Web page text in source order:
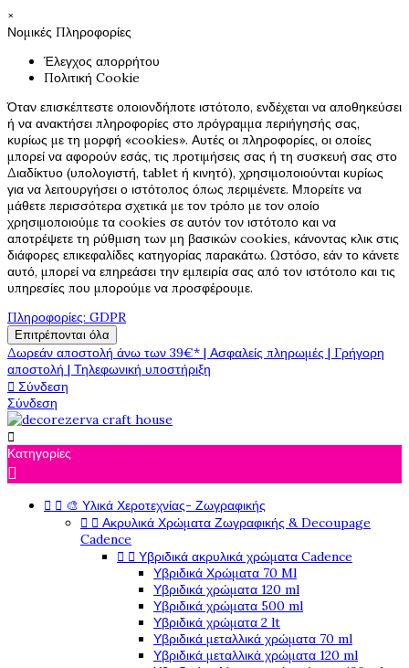
×
Νομικές Πληροφορίες
Έλεγχος απορρήτου
Πολιτική Cookie
Όταν επισκέπτεστε οποιονδήποτε ιστότοπο, ενδέχεται να αποθηκεύσει
ή να ανακτήσει πληροφορίες στο πρόγραμμα περιήγησής σας,
κυρίως με τη μορφή «cookies». Αυτές οι πληροφορίες, οι οποίες
μπορεί να αφορούν εσάς, τις προτιμήσεις σας ή τη συσκευή σας στο
Διαδίκτυο (υπολογιστή, tablet ή κινητό), χρησιμοποιούνται κυρίως
για να λειτουργήσει ο ιστότοπος όπως περιμένετε. Μπορείτε να
μάθετε περισσότερα σχετικά με τον τρόπο με τον οποίο
χρησιμοποιούμε τα cookies σε αυτόν τον ιστότοπο και να
αποτρέψετε τη ρύθμιση των μη βασικών cookies, κάνοντας κλικ στις
διάφορες επικεφαλίδες κατηγορίας παρακάτω. Ωστόσο, εάν το κάνετε
αυτό, μπορεί να επηρεάσει την εμπειρία σας από τον ιστότοπο και τις
υπηρεσίες που μπορούμε να προσφέρουμε.
Πληροφορίες: GDPR
Επιτρέπονται όλα
Δωρεάν αποστολή άνω των 39€* | Ασφαλείς πληρωμές | Γρήγορη
αποστολή | Τηλεφωνική υποστήριξη
 Σύνδεση
Σύνδεση

Κατηγορίες

  🎨 Υλικά Χεροτεχνίας- Ζωγραφικής
  Ακρυλικά Χρώματα Ζωγραφικής & Decoupage
Cadence
  Υβριδικά ακρυλικά χρώματα Cadence
Υβριδικά Χρώματα 70 Ml
Υβριδικά χρώματα 120 ml
Υβριδικά χρώματα 500 ml
Υβριδικά χρώματα 2 lt
Υβριδικά μεταλλικά χρώματα 70 ml
Υβριδικά μεταλλικά χρώματα 120 ml